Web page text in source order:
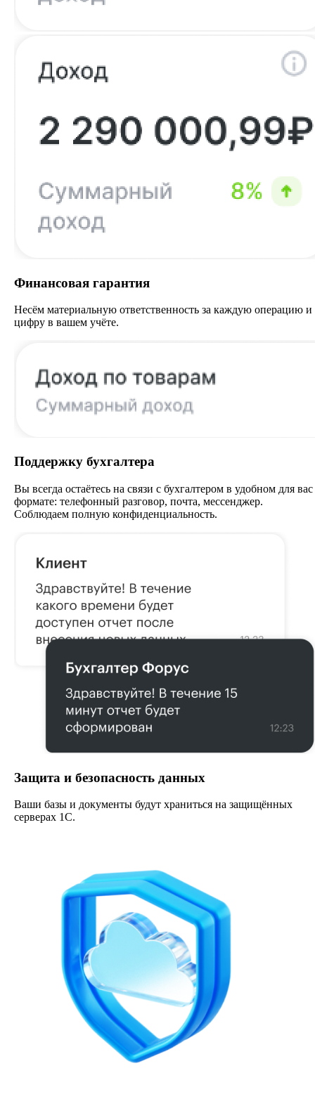
Финансовая гарантия
Несём материальную ответственность за каждую операцию и
цифру в вашем учёте.
Поддержку бухгалтера
Вы всегда остаётесь на связи с бухгалтером в удобном для вас
формате: телефонный разговор, почта, мессенджер.
Соблюдаем полную конфиденциальность.
Защита и безопасность данных
Ваши базы и документы будут храниться на защищённых
серверах 1С.